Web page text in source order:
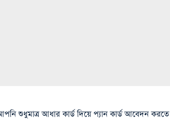
শুধুমাত্র আধার কার্ড দিয়ে প্যান কার্ড আবেদন করতে